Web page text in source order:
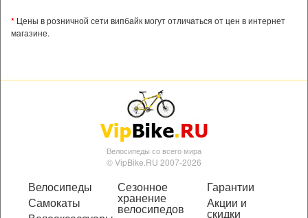
* Цены в розничной сети випбайк могут отличаться от цен в интернет
магазине.
Велосипеды со всего мира
© VipBike.RU 2007-2026
Велосипеды
Самокаты
Сезонное
хранение
велосипедов
Гарантии
Акции и
скидки